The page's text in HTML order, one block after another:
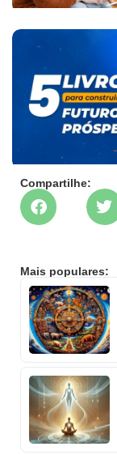
Compartilhe:
Mais populares: